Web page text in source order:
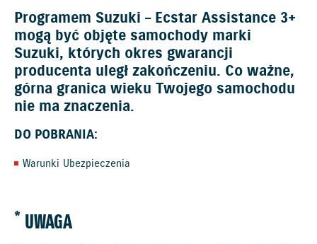
Programem Suzuki – Ecstar Assistance 3+
mogą być objęte samochody marki
Suzuki, których okres gwarancji
producenta uległ zakończeniu. Co ważne,
górna granica wieku Twojego samochodu
nie ma znaczenia.
DO POBRANIA:
Warunki Ubezpieczenia
* UWAGA